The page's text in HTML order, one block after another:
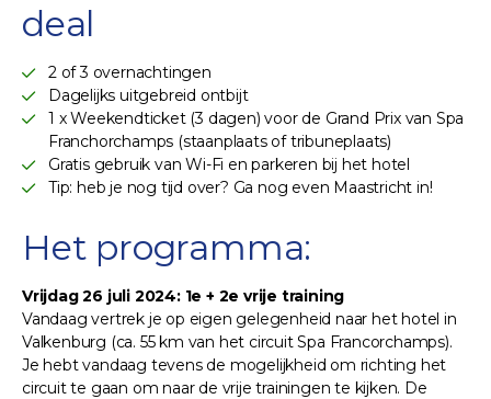
deal
2 of 3 overnachtingen
Dagelijks uitgebreid ontbijt
1 x Weekendticket (3 dagen) voor de Grand Prix van Spa
Franchorchamps (staanplaats of tribuneplaats)
Gratis gebruik van Wi-Fi en parkeren bij het hotel
Tip: heb je nog tijd over? Ga nog even Maastricht in!
Het programma:
Vrijdag 26 juli 2024: 1e + 2e vrije training
Vandaag vertrek je op eigen gelegenheid naar het hotel in
Valkenburg (ca. 55 km van het circuit Spa Francorchamps).
Je hebt vandaag tevens de mogelijkheid om richting het
circuit te gaan om naar de vrije trainingen te kijken. De